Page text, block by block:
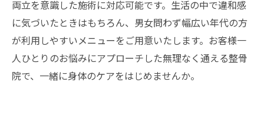
両立を意識した施術に対応可能です。生活の中で違和感
に気づいたときはもちろん、男女問わず幅広い年代の方
が利用しやすいメニューをご用意いたします。お客様一
人ひとりのお悩みにアプローチした無理なく通える整骨
院で、一緒に身体のケアをはじめませんか。